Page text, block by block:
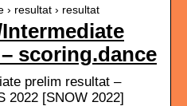
› resultat › resultat
scoring.dance
prelim resultat –
2022 [SNOW 2022]